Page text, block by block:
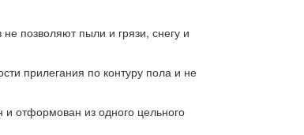
позволяют пыли и грязи, снегу и
прилегания по контуру пола и не
отформован из одного цельного